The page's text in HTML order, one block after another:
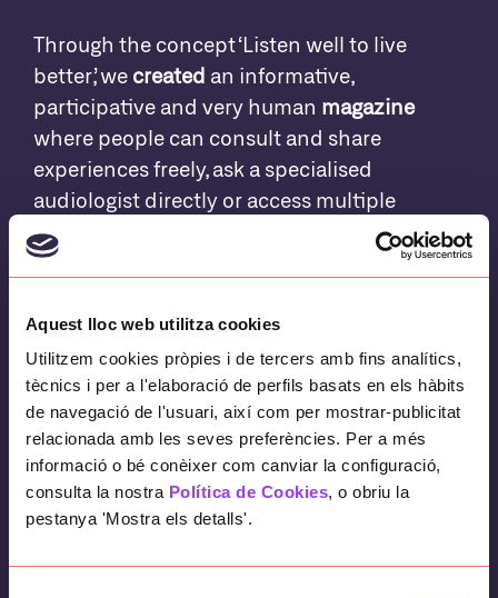
Aquest lloc web utilitza cookies
Utilitzem cookies pròpies i de tercers amb fins analítics,
tècnics i per a l'elaboració de perfils basats en els hàbits
de navegació de l'usuari, així com per mostrar-publicitat
relacionada amb les seves preferències. Per a més
informació o bé conèixer com canviar la configuració,
consulta la nostra Política de Cookies, o obriu la
pestanya 'Mostra els detalls'.
Through the concept ‘Listen well to live
better’, we created an informative,
participative and very human magazine
where people can consult and share
experiences freely, ask a specialised
audiologist directly or access multiple
resources to check their hearing health.
Objectives
GAES
, the largest global network of hearing
centres, wants to convey to customers and
non-customers its founding objective: to
improve people’s quality of life.
time achieve itscommercial objectives?